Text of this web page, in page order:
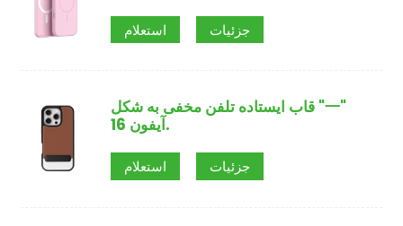
استعلام جزئیات
قاب ایستاده تلفن مخفی به شکل "一"
آیفون 16.
استعلام جزئیات